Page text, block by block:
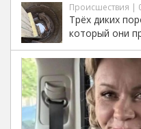
Происшествия |
Трёх диких
который они